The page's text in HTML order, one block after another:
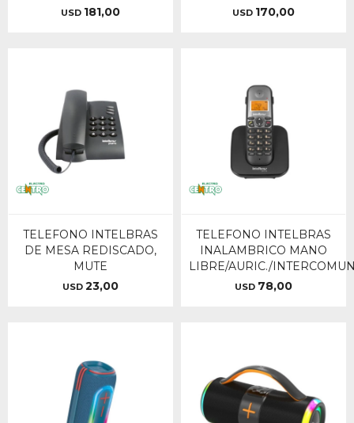
USD 181,00 USD 170,00
TELEFONO INTELBRAS
DE MESA REDISCADO,
MUTE
USD 23,00
TELEFONO INTELBRAS
INALAMBRICO MANO
LIBRE/AURIC./
USD 78,00